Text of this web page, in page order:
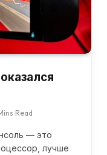
Read
— это
лучше